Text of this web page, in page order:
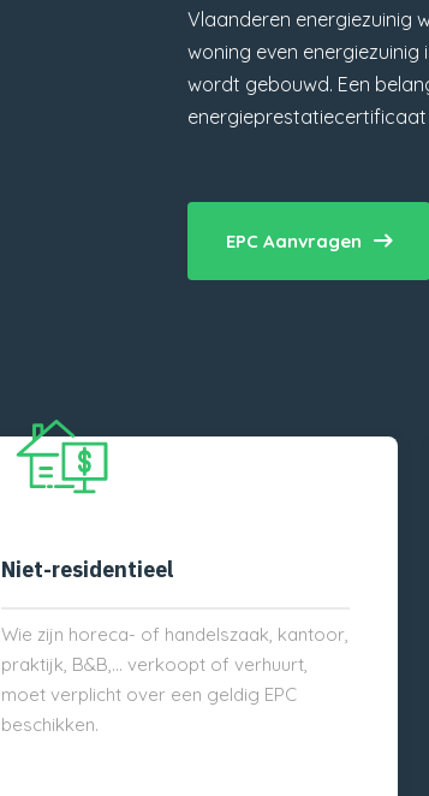
Vlaanderen energiezuinig
woning even
wordt gebouwd. Een
energieprestatiecertificaat
EPC Aanvragen
Niet-residentieel
Wie zijn horeca- of handelszaak, kantoor,
praktijk, B&B,… verkoopt of verhuurt,
moet verplicht over een geldig EPC
beschikken.